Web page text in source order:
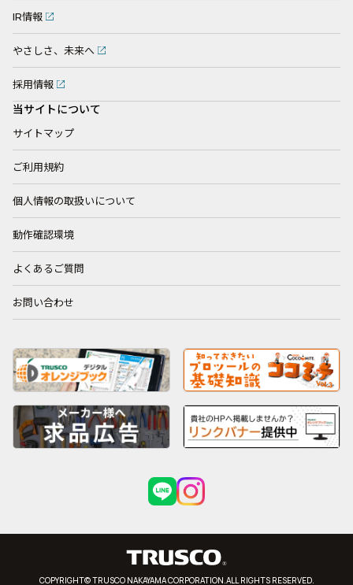
IR情報
やさしさ、未来へ
採用情報
当サイトについて
サイトマップ
ご利用規約
個人情報の取扱いについて
動作確認環境
よくあるご質問
お問い合わせ
COPYRIGHT© TRUSCO NAKAYAMA CORPORATION.ALL RIGHTS RESERVED.